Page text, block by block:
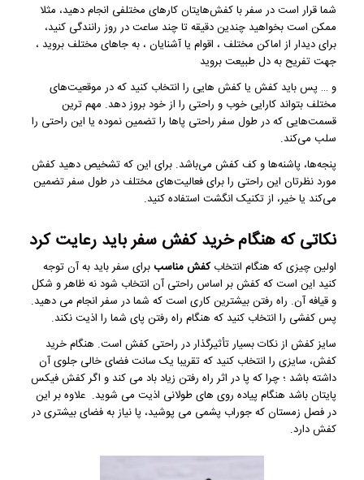
شما قرار است در سفر با کفش‌هایتان کارهای مختلفی انجام دهید، مثلا
ممکن است بخواهید چندین دقیقه تا چند ساعت در روز رانندگی کنید،
برای دیدار از اماکن مختلف ، اقوام یا آشنایان ، به جاهای مختلف بروید ،
جهت تفریح به دل طبیعت بروید
و … پس باید کفش یا کفش‌ هایی را انتخاب کنید که در موقعیت‌های
مختلف بتواند کارایی خوب و راحتی را از خود بروز دهد. مهم ترین
قسمت‌هایی که در طول سفر راحتی پاها را تضمین نموده یا این راحتی را
سلب می‌کند.
پنجه‌ها، پاشنه‌ها و کف کفش می‌باشد. برای این که تشخیص دهید کفش
مورد نظرتان این راحتی را برای فعالیت‌های مختلف در طول سفر تضمین
می‌کند یا خیر، از تکنیک انگشت استفاده کنید.
نکاتی که هنگام خرید کفش سفر باید رعایت کرد
اولین چیزی که هنگام انتخابکفش مناسببرای سفر باید به آن توجه
کنید این است که کفش بر اساس راحتی آن انتخاب شود نه ظاهر و شکل
و قیافه آن. راه رفتن بیشترین کاری است که شما در سفر انجام می دهید.
پس کفشی را انتخاب کنید که هنگام راه رفتن پای شما را اذیت نکند.
سایز کفش از نکات بسیار تأثیرگذار در راحتی کفش است. هنگامخرید
کفش، سایزی را انتخاب کنید که تقریبا یک سانت فضای خالی جلوی آن
داشته باشد ؛ چرا که پا در اثر راه رفتن زیاد باد می کند و اگر کفش فیکس
پایتان باشد هنگام پیاده روی های طولانی اذیت می شوید. علاوه بر این
در فصل زمستان که جوراب پشمی می پوشید، پا نیاز به فضای بیشتری در
کفش دارد.